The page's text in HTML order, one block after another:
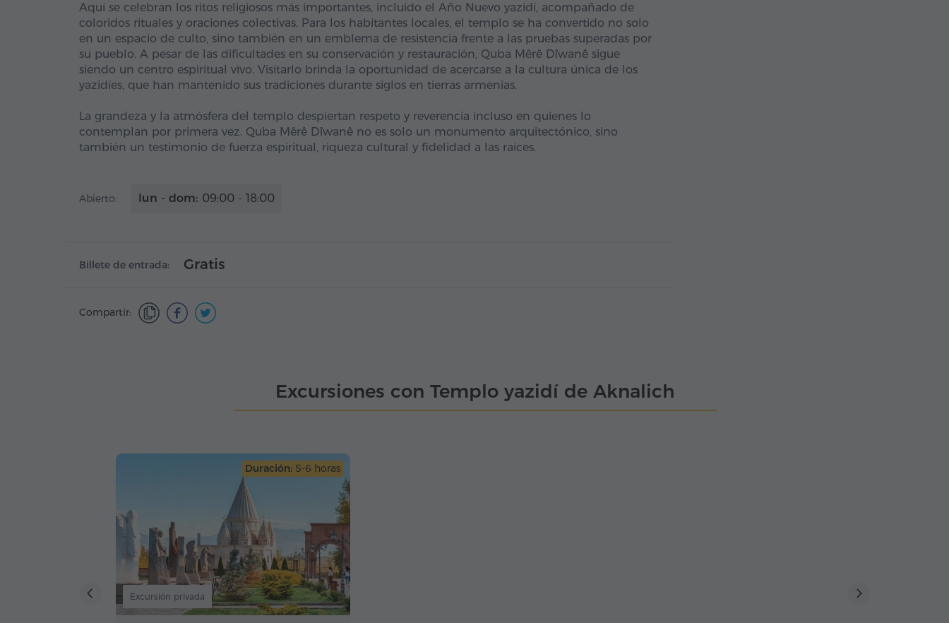
Aquí se celebran los ritos religiosos más importantes, incluido el Año Nuevo yazidí, acompañado de
coloridos rituales y oraciones colectivas. Para los habitantes locales, el templo se ha convertido no solo
en un espacio de culto, sino también en un emblema de resistencia frente a las pruebas superadas por
su pueblo. A pesar de las dificultades en su conservación y restauración, Quba Mêrê Dîwanê sigue
siendo un centro espiritual vivo. Visitarlo brinda la oportunidad de acercarse a la cultura única de los
yazidíes, que han mantenido sus tradiciones durante siglos en tierras armenias.
La grandeza y la atmósfera del templo despiertan respeto y reverencia incluso en quienes lo
contemplan por primera vez. Quba Mêrê Dîwanê no es solo un monumento arquitectónico, sino
también un testimonio de fuerza espiritual, riqueza cultural y fidelidad a las raíces.
Abierto: lun - dom: 09:00 - 18:00
Billete de entrada: Gratis
Compartir:
Excursiones con Templo yazidí de Aknalich
Duración: 5-6 horas
Excursión privada